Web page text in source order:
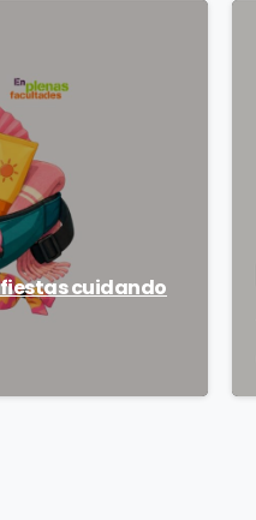
cuidando